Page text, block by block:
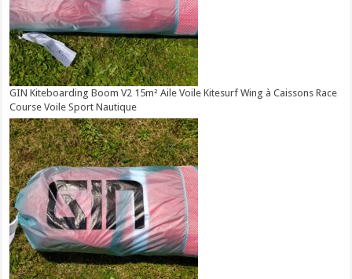
GIN Kiteboarding Boom V2 15m² Aile Voile Kitesurf Wing à Caissons Race
Course Voile Sport Nautique